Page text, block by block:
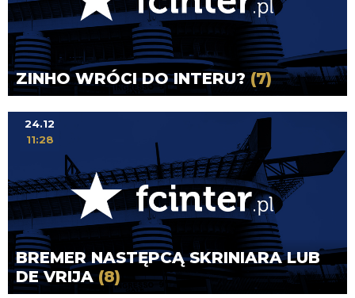
ZINHO WRÓCI DO INTERU? (7)
BREMER NASTĘPCĄ SKRINIARA LUB
DE VRIJA (8)
24.12
11:28